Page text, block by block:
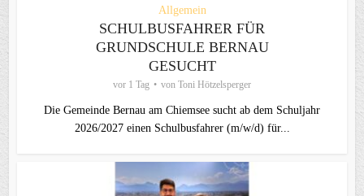
Allgemein
SCHULBUSFAHRER FÜR
GRUNDSCHULE BERNAU
GESUCHT
vor 1 Tag von Toni Hötzelsperger
Die Gemeinde Bernau am Chiemsee sucht ab dem Schuljahr
2026/2027 einen Schulbusfahrer (m/w/d) für...